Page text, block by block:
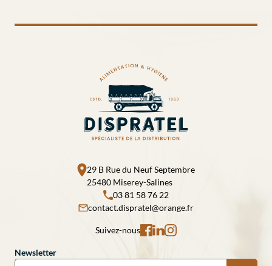
29 B Rue du Neuf Septembre
25480 Miserey-Salines
03 81 58 76 22
contact.dispratel@orange.fr
Suivez-nous
Newsletter